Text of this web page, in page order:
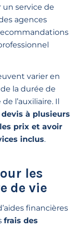
service de
agences
varier en
la durée de
l’auxiliaire. Il
à plusieurs
prix et avoir
inclus.
les
de vie
financières
frais des